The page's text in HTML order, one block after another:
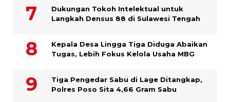
Dukungan Tokoh Intelektual untuk
Langkah Densus 88 di Sulawesi Tengah
Kepala Desa Lingga Tiga Diduga Abaikan
Tugas, Lebih Fokus Kelola Usaha MBG
Tiga Pengedar Sabu di Lage Ditangkap,
Polres Poso Sita 4,66 Gram Sabu